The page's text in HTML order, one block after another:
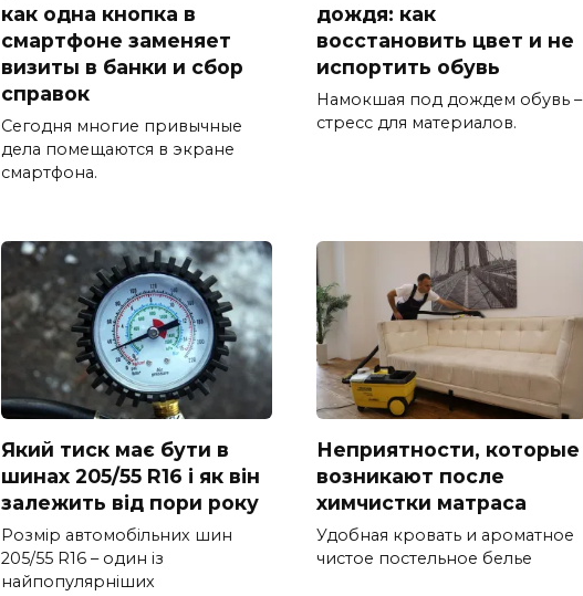
как одна кнопка в
смартфоне заменяет
визиты в банки и сбор
справок
Сегодня многие привычные
дела помещаются в экране
смартфона.
дождя: как
восстановить цвет и не
испортить обувь
Намокшая под дождем обувь –
стресс для материалов.
Який тиск має бути в
шинах 205/55 R16 і як він
залежить від пори року
Розмір автомобільних шин
205/55 R16 – один із
найпопулярніших
Неприятности, которые
возникают после
химчистки матраса
Удобная кровать и ароматное
чистое постельное белье